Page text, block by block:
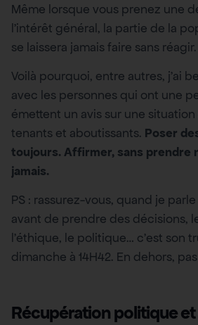
Même lorsque vous prenez une
l’intérêt général, la partie de la
se laissera jamais faire sans réagir.
Voilà pourquoi, entre autres, j’ai
avec les personnes qui ont une
émettent un avis sur une
tenants et aboutissants. Poser
toujours. Affirmer, sans prendre
jamais.
PS : rassurez-vous, quand je
avant de prendre des décisions,
l’éthique, le politique… c’est son
dimanche à 14H42. En dehors,
Récupération politique